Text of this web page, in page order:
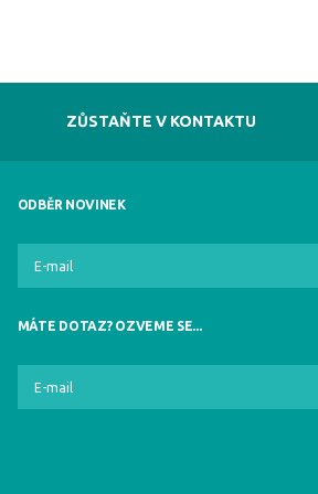
ZŮSTAŇTE V KONTAKTU
ODBĚR NOVINEK
MÁTE DOTAZ? OZVEME SE...